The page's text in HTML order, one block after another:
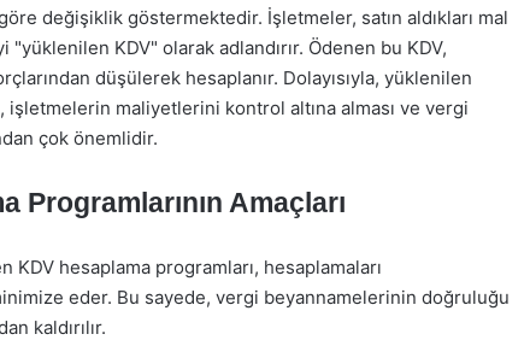
değişiklik göstermektedir. İşletmeler, satın aldıkları mal
KDV" olarak adlandırır. Ödenen bu KDV,
düşülerek hesaplanır. Dolayısıyla, yüklenilen
işletmelerin maliyetlerini kontrol altına alması ve vergi
çok önemlidir.
Programlarının Amaçları
KDV hesaplama programları, hesaplamaları
eder. Bu sayede, vergi beyannamelerinin doğruluğu
kaldırılır.